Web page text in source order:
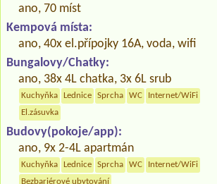
ano, 70 míst
Kempová místa:
ano, 40x el.přípojky 16A, voda, wifi
Bungalovy/Chatky:
ano, 38x 4L chatka, 3x 6L srub
Kuchyňka Lednice Sprcha WC
Internet/WiFi
El.zásuvka
Budovy(pokoje/app):
ano, 9x 2-4L apartmán
Kuchyňka Lednice Sprcha WC
Internet/WiFi
Bezbariérové ubytování